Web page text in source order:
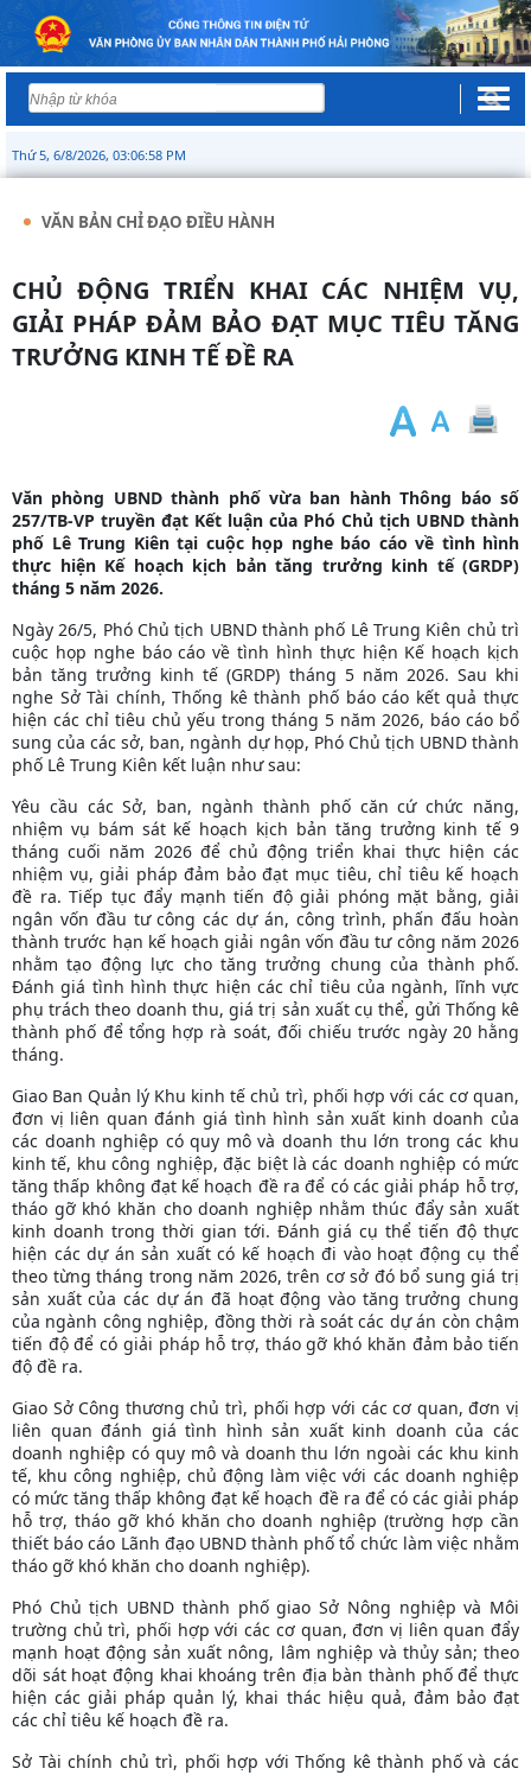
Thứ 5, 6/8/2026, 03:06:59 PM
VĂN BẢN CHỈ ĐẠO ĐIỀU HÀNH
CHỦ ĐỘNG TRIỂN KHAI CÁC NHIỆM VỤ,
GIẢI PHÁP ĐẢM BẢO ĐẠT MỤC TIÊU TĂNG
TRƯỞNG KINH TẾ ĐỀ RA
Văn phòng UBND thành phố vừa ban hành Thông báo số
257/TB-VP truyền đạt Kết luận của Phó Chủ tịch UBND thành
phố Lê Trung Kiên tại cuộc họp nghe báo cáo về tình hình
thực hiện Kế hoạch kịch bản tăng trưởng kinh tế (GRDP)
tháng 5 năm 2026.
Ngày 26/5, Phó Chủ tịch UBND thành phố Lê Trung Kiên chủ trì
cuộc họp nghe báo cáo về tình hình thực hiện Kế hoạch kịch
bản tăng trưởng kinh tế (GRDP) tháng 5 năm 2026. Sau khi
nghe Sở Tài chính, Thống kê thành phố báo cáo kết quả thực
hiện các chỉ tiêu chủ yếu trong tháng 5 năm 2026, báo cáo bổ
sung của các sở, ban, ngành dự họp, Phó Chủ tịch UBND thành
phố Lê Trung Kiên kết luận như sau:
Yêu cầu các Sở, ban, ngành thành phố căn cứ chức năng,
nhiệm vụ bám sát kế hoạch kịch bản tăng trưởng kinh tế 9
tháng cuối năm 2026 để chủ động triển khai thực hiện các
nhiệm vụ, giải pháp đảm bảo đạt mục tiêu, chỉ tiêu kế hoạch
đề ra. Tiếp tục đẩy mạnh tiến độ giải phóng mặt bằng, giải
ngân vốn đầu tư công các dự án, công trình, phấn đấu hoàn
thành trước hạn kế hoạch giải ngân vốn đầu tư công năm 2026
nhằm tạo động lực cho tăng trưởng chung của thành phố.
Đánh giá tình hình thực hiện các chỉ tiêu của ngành, lĩnh vực
phụ trách theo doanh thu, giá trị sản xuất cụ thể, gửi Thống kê
thành phố để tổng hợp rà soát, đối chiếu trước ngày 20 hằng
tháng.
Giao Ban Quản lý Khu kinh tế chủ trì, phối hợp với các cơ quan,
đơn vị liên quan đánh giá tình hình sản xuất kinh doanh của
các doanh nghiệp có quy mô và doanh thu lớn trong các khu
kinh tế, khu công nghiệp, đặc biệt là các doanh nghiệp có mức
tăng thấp không đạt kế hoạch đề ra để có các giải pháp hỗ trợ,
tháo gỡ khó khăn cho doanh nghiệp nhằm thúc đẩy sản xuất
kinh doanh trong thời gian tới. Đánh giá cụ thể tiến độ thực
hiện các dự án sản xuất có kế hoạch đi vào hoạt động cụ thể
theo từng tháng trong năm 2026, trên cơ sở đó bổ sung giá trị
sản xuất của các dự án đã hoạt động vào tăng trưởng chung
của ngành công nghiệp, đồng thời rà soát các dự án còn chậm
tiến độ để có giải pháp hỗ trợ, tháo gỡ khó khăn đảm bảo tiến
độ đề ra.
Giao Sở Công thương chủ trì, phối hợp với các cơ quan, đơn vị
liên quan đánh giá tình hình sản xuất kinh doanh của các
doanh nghiệp có quy mô và doanh thu lớn ngoài các khu kinh
tế, khu công nghiệp, chủ động làm việc với các doanh nghiệp
có mức tăng thấp không đạt kế hoạch đề ra để có các giải pháp
hỗ trợ, tháo gỡ khó khăn cho doanh nghiệp (trường hợp cần
thiết báo cáo Lãnh đạo UBND thành phố tổ chức làm việc nhằm
tháo gỡ khó khăn cho doanh nghiệp).
Phó Chủ tịch UBND thành phố giao Sở Nông nghiệp và Môi
trường chủ trì, phối hợp với các cơ quan, đơn vị liên quan đẩy
mạnh hoạt động sản xuất nông, lâm nghiệp và thủy sản; theo
dõi sát hoạt động khai khoáng trên địa bàn thành phố để thực
hiện các giải pháp quản lý, khai thác hiệu quả, đảm bảo đạt
các chỉ tiêu kế hoạch đề ra.
Sở Tài chính chủ trì, phối hợp với Thống kê thành phố và các